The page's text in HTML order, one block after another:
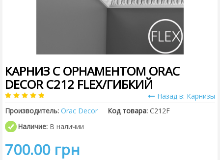
КАРНИЗ С ОРНАМЕНТОМ ORAC
DECOR C212 FLEX/ГИБКИЙ
Назад в: Карнизы
Производитель: Orac Decor Код товара: C212F
Наличие: В наличии
700.00 грн